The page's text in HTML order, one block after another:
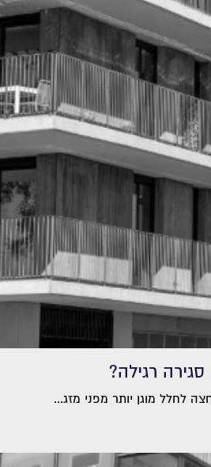
רגילה?
לחלל מוגן יותר מפני מזג...